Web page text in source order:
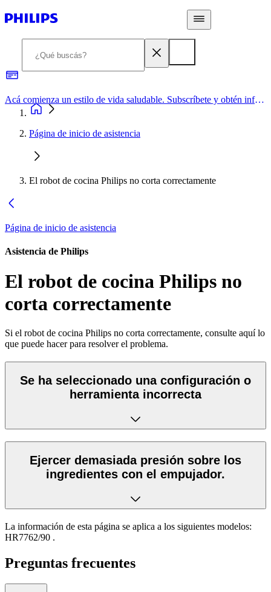
Acá comienza un estilo de vida saludable. Subscríbete y obtén información de primera mano
Página de inicio de asistencia
El robot de cocina Philips no corta correctamente
Página de inicio de asistencia
Asistencia de Philips
El robot de cocina Philips no
corta correctamente
Si el robot de cocina Philips no corta correctamente, consulte aquí lo
que puede hacer para resolver el problema.
Se ha seleccionado una configuración o
herramienta incorrecta
Ejercer demasiada presión sobre los
ingredientes con el empujador.
La información de esta página se aplica a los siguientes modelos:
HR7762/90 .
Preguntas frecuentes